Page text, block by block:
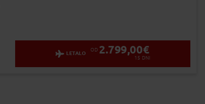
LETALO
OD 2.799,00€
15 DNI